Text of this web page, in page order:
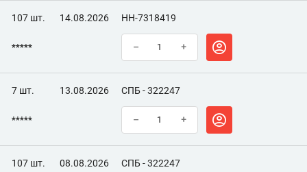
107 шт. 14.08.2026 НН-7318419
***** – +
7 шт. 13.08.2026 СПБ - 322247
***** – +
107 шт. 08.08.2026 СПБ - 322247